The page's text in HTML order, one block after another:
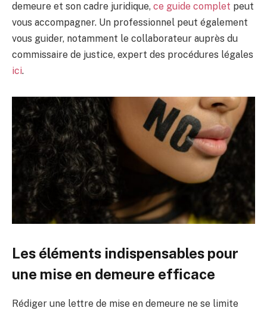
demeure et son cadre juridique, ce guide complet peut
vous accompagner. Un professionnel peut également
vous guider, notamment le collaborateur auprès du
commissaire de justice, expert des procédures légales
ici.
Les éléments indispensables pour
une mise en demeure efficace
Rédiger une lettre de mise en demeure ne se limite